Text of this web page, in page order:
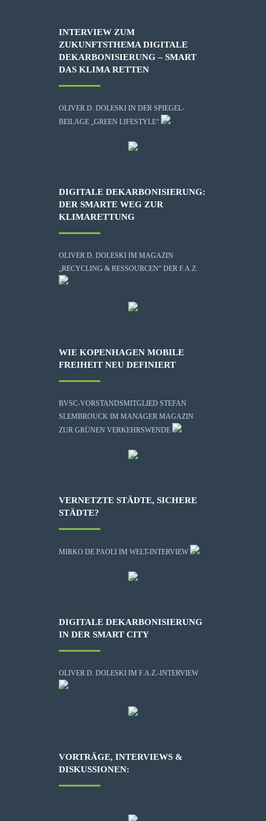
INTERVIEW ZUM
ZUKUNFTSTHEMA DIGITALE
DEKARBONISIERUNG – SMART
DAS KLIMA RETTEN
OLIVER D. DOLESKI IN DER SPIEGEL-
BEILAGE „GREEN LIFESTYLE“
DIGITALE DEKARBONISIERUNG:
DER SMARTE WEG ZUR
KLIMARETTUNG
OLIVER D. DOLESKI IM MAGAZIN
„RECYCLING & RESSOURCEN“ DER F.A.Z.
WIE KOPENHAGEN MOBILE
FREIHEIT NEU DEFINIERT
BVSC-VORSTANDSMITGLIED STEFAN
SLEMBROUCK IM MANAGER MAGAZIN
ZUR GRÜNEN VERKEHRSWENDE
VERNETZTE STÄDTE, SICHERE
STÄDTE?
MIRKO DE PAOLI IM WELT-INTERVIEW
DIGITALE DEKARBONISIERUNG
IN DER SMART CITY
OLIVER D. DOLESKI IM F.A.Z.-INTERVIEW
VORTRÄGE, INTERVIEWS &
DISKUSSIONEN: